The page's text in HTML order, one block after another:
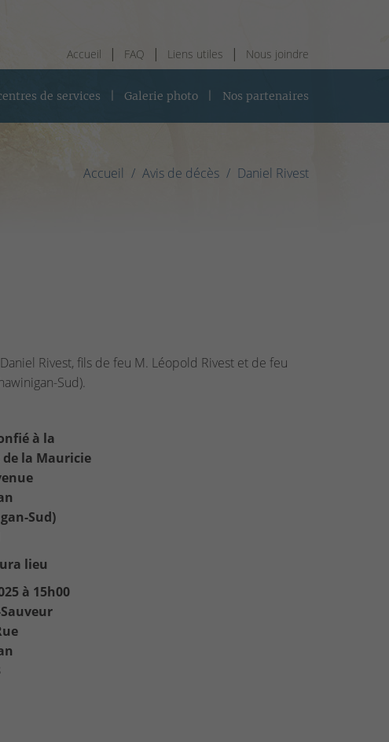
Accueil FAQ Liens utiles Nous joindre
de services Galerie photo Nos partenaires
Accueil Avis de décès Daniel Rivest
Rivest, fils de feu M. Léopold Rivest et de feu
Sud).
à la
la Mauricie
Sud)
lieu
à 15h00